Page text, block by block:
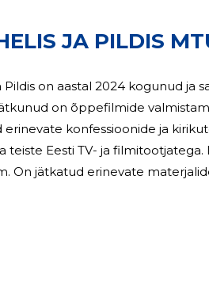
JA PILDIS
Pildis on aastal 2024 kogunud ja
on õppefilmide
konfessioonide ja
teiste Eesti TV- ja
On jätkatud erinevate